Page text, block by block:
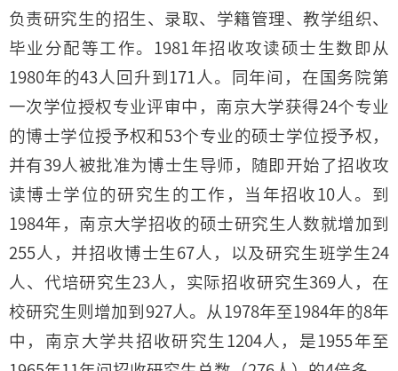
负责研究生的招生、录取、学籍管理、教学组织、
毕业分配等工作。1981年招收攻读硕士生数即从
1980年的43人回升到171人。同年间，在国务院第
一次学位授权专业评审中，南京大学获得24个专业
的博士学位授予权和53个专业的硕士学位授予权，
并有39人被批准为博士生导师，随即开始了招收攻
读博士学位的研究生的工作，当年招收10人。到
1984年，南京大学招收的硕士研究生人数就增加到
255人，并招收博士生67人，以及研究生班学生24
人、代培研究生23人，实际招收研究生369人，在
校研究生则增加到927人。从1978年至1984年的8年
中，南京大学共招收研究生1204人，是1955年至